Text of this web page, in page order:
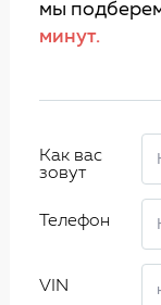
мы
минут.
Как вас
зовут
Телефон
VIN